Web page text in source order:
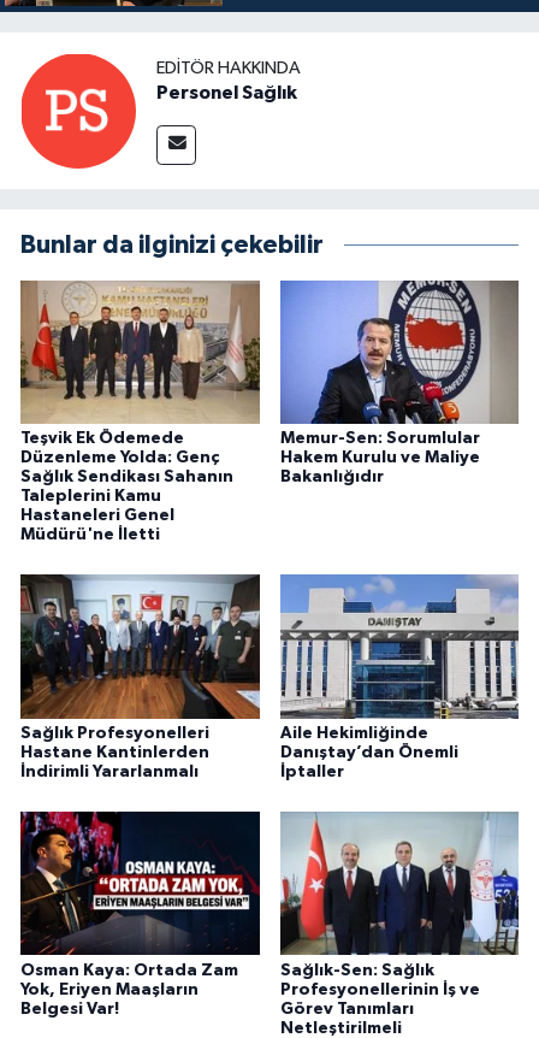
EDITÖR HAKKINDA
Personel Sağlık
Bunlar da ilginizi çekebilir
Teşvik Ek Ödemede
Düzenleme Yolda: Genç
Sağlık Sendikası Sahanın
Taleplerini Kamu
Hastaneleri Genel
Müdürü'ne İletti
Memur-Sen: Sorumlular
Hakem Kurulu ve Maliye
Bakanlığıdır
Sağlık Profesyonelleri
Hastane Kantinlerden
İndirimli Yararlanmalı
Aile Hekimliğinde
Danıştay’dan Önemli
İptaller
Osman Kaya: Ortada Zam
Yok, Eriyen Maaşların
Belgesi Var!
Sağlık-Sen: Sağlık
Profesyonellerinin İş ve
Görev Tanımları
Netleştirilmeli